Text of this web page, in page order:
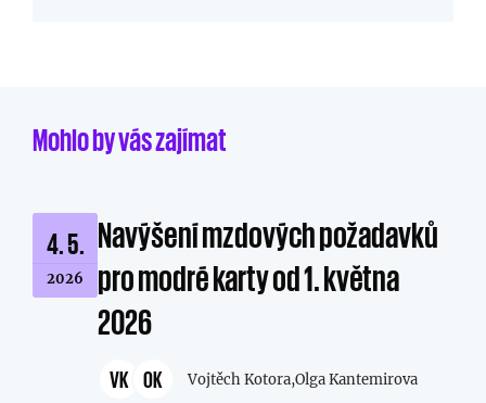
Mohlo by vás zajímat
4. 5.
2026
Navýšení mzdových požadavků
pro modré karty od 1. května
2026
VK OK Vojtěch Kotora,Olga Kantemirova